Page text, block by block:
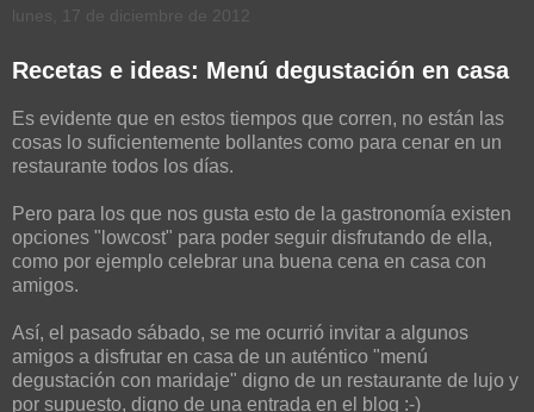
lunes, 17 de diciembre de 2012
Recetas e ideas: Menú degustación en casa
Es evidente que en estos tiempos que corren, no están las
cosas lo suficientemente bollantes como para cenar en un
restaurante todos los días.
Pero para los que nos gusta esto de la gastronomía existen
opciones "lowcost" para poder seguir disfrutando de ella,
como por ejemplo celebrar una buena cena en casa con
amigos.
Así, el pasado sábado, se me ocurrió invitar a algunos
amigos a disfrutar en casa de un auténtico "menú
degustación con maridaje" digno de un restaurante de lujo y
por supuesto, digno de una entrada en el blog :-)